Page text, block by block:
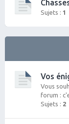
Sujets : 1
Vos
Vous
forum :
Sujets : 2